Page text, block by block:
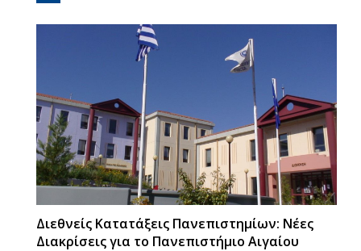
Διεθνείς Κατατάξεις Πανεπιστημίων: Νέες
Διακρίσεις για το Πανεπιστήμιο Αιγαίου